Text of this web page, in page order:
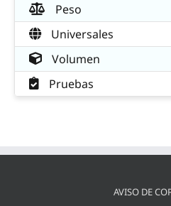
Peso
Universales
Volumen
Pruebas
AVISO DE